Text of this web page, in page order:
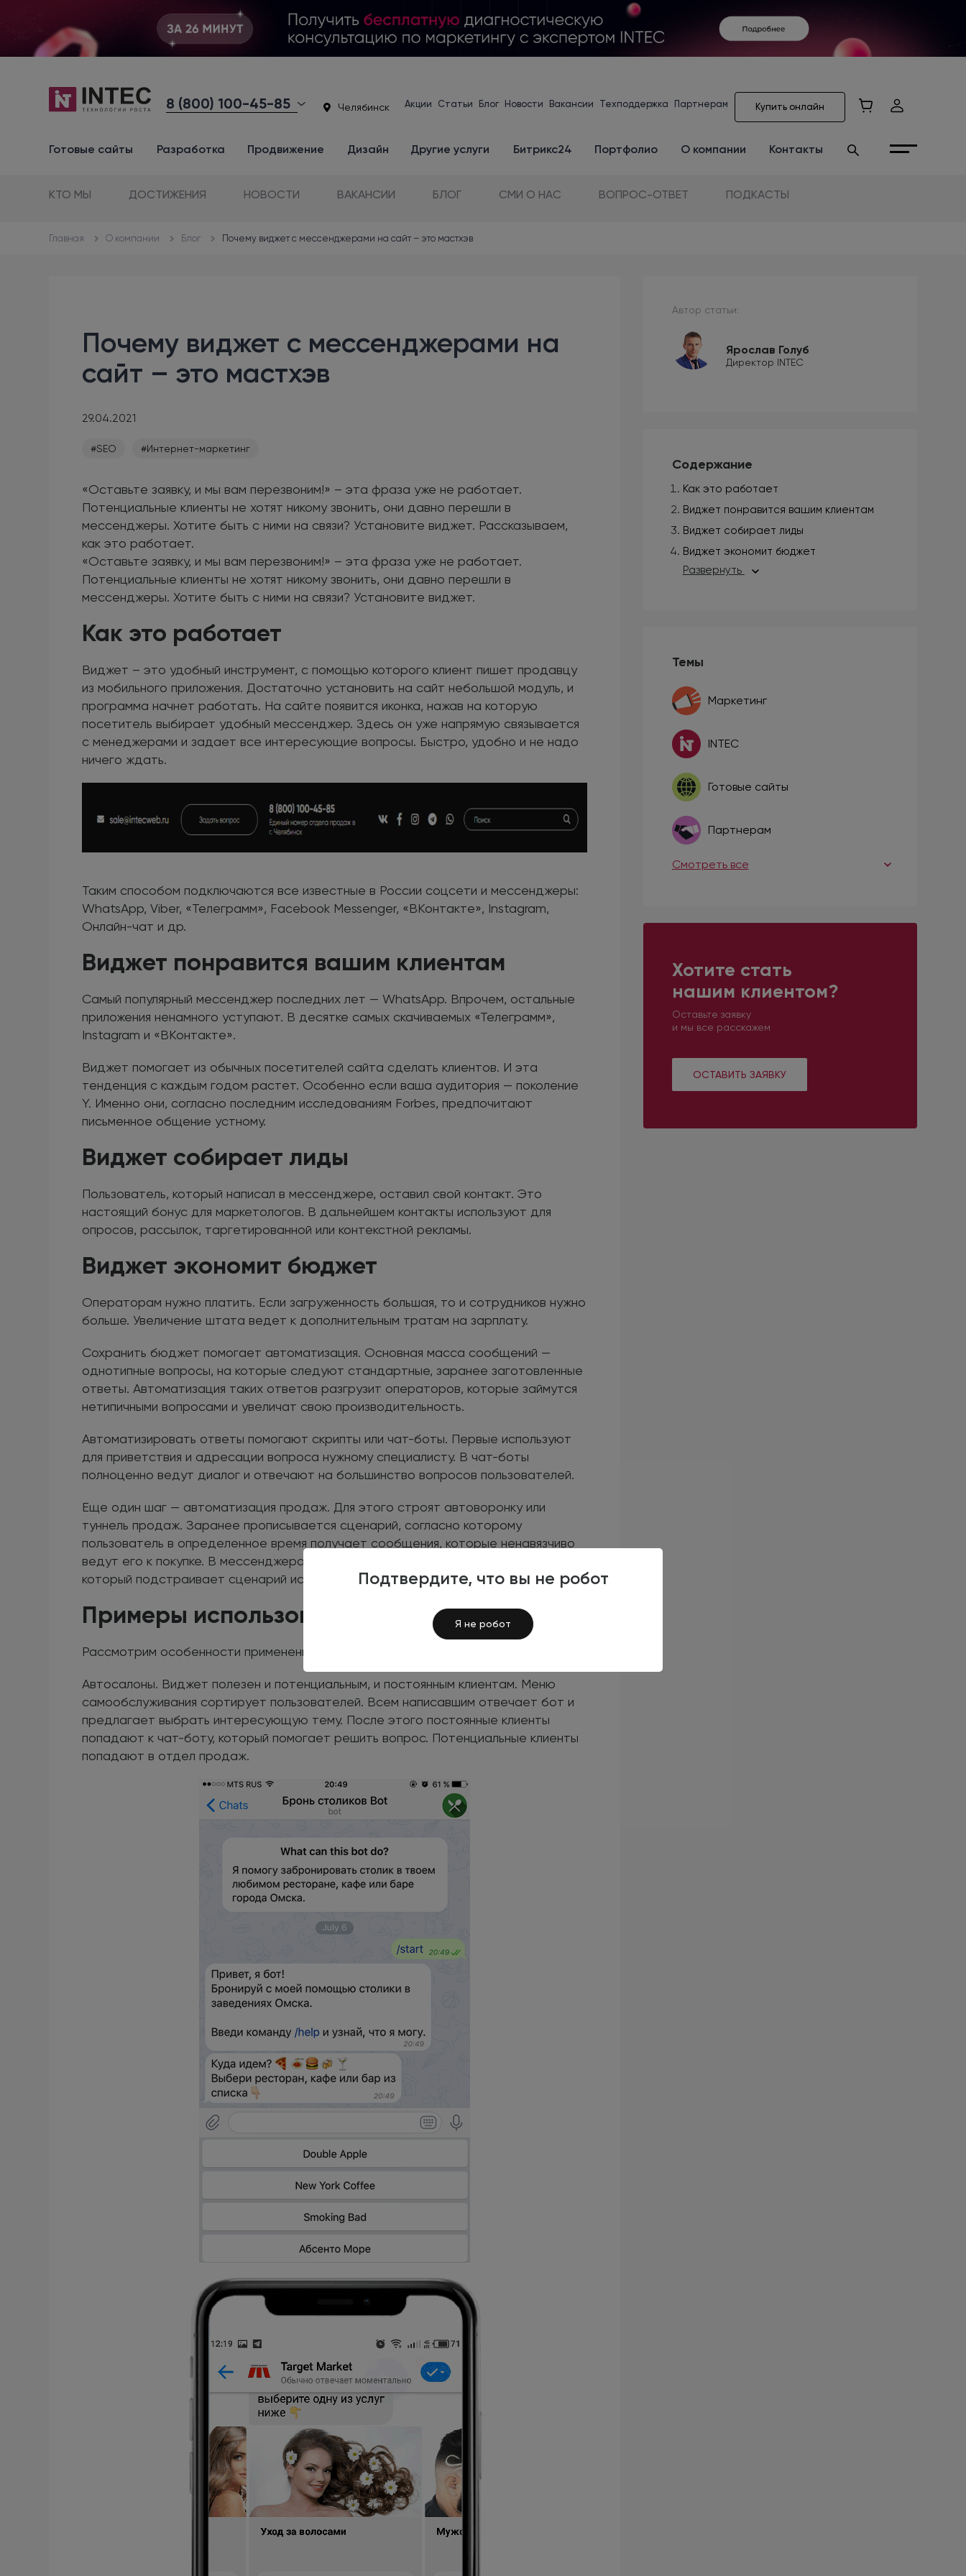
Подтвердите, что вы не робот
Я не робот
8 (800) 100-45-85 Челябинск Акции Статьи Блог Новости Вакансии Техподдержка Партнерам Купить онлайн
Готовые сайты Разработка Продвижение Дизайн Другие услуги Битрикс24 Портфолио О компании Контакты
КТО МЫ ДОСТИЖЕНИЯ НОВОСТИ ВАКАНСИИ БЛОГ СМИ О НАС ВОПРОС-ОТВЕТ ПОДКАСТЫ
Главная О компании Блог Почему виджет с мессенджерами на сайт – это мастхэв
Автор статьи:
Ярослав Голуб
Директор INTEC
Содержание
Как это работает
Виджет понравится вашим клиентам
Виджет собирает лиды
Виджет экономит бюджет
Развернуть
Темы
Маркетинг
INTEC
Готовые сайты
Партнерам
Смотреть все
Хотите стать
нашим клиентом?
Оставьте заявку
и мы все расскажем
ОСТАВИТЬ ЗАЯВКУ
Почему виджет с мессенджерами на
сайт – это мастхэв
29.04.2021
#SEO #Интернет-маркетинг
«Оставьте заявку, и мы вам перезвоним!» – эта фраза уже не работает.
Потенциальные клиенты не хотят никому звонить, они давно перешли в
мессенджеры. Хотите быть с ними на связи? Установите виджет. Рассказываем,
как это работает.
«Оставьте заявку, и мы вам перезвоним!» – эта фраза уже не работает.
Потенциальные клиенты не хотят никому звонить, они давно перешли в
мессенджеры. Хотите быть с ними на связи? Установите виджет.
Как это работает
Виджет – это удобный инструмент, с помощью которого клиент пишет продавцу
из мобильного приложения. Достаточно установить на сайт небольшой модуль, и
программа начнет работать. На сайте появится иконка, нажав на которую
посетитель выбирает удобный мессенджер. Здесь он уже напрямую связывается
с менеджерами и задает все интересующие вопросы. Быстро, удобно и не надо
ничего ждать.
Таким способом подключаются все известные в России соцсети и мессенджеры:
WhatsApp, Viber, «Телеграмм», Facebook Messenger, «ВКонтакте», Instagram,
Онлайн-чат и др.
Виджет понравится вашим клиентам
Самый популярный мессенджер последних лет — WhatsApp. Впрочем, остальные
приложения ненамного уступают. В десятке самых скачиваемых «Телеграмм»,
Instagram и «ВКонтакте».
Виджет помогает из обычных посетителей сайта сделать клиентов. И эта
тенденция с каждым годом растет. Особенно если ваша аудитория — поколение
Y. Именно они, согласно последним исследованиям Forbes, предпочитают
письменное общение устному.
Виджет собирает лиды
Пользователь, который написал в мессенджере, оставил свой контакт. Это
настоящий бонус для маркетологов. В дальнейшем контакты используют для
опросов, рассылок, таргетированной или контекстной рекламы.
Виджет экономит бюджет
Операторам нужно платить. Если загруженность большая, то и сотрудников нужно
больше. Увеличение штата ведет к дополнительным тратам на зарплату.
Сохранить бюджет помогает автоматизация. Основная масса сообщений —
однотипные вопросы, на которые следуют стандартные, заранее заготовленные
ответы. Автоматизация таких ответов разгрузит операторов, которые займутся
нетипичными вопросами и увеличат свою производительность.
Автоматизировать ответы помогают скрипты или чат-боты. Первые используют
для приветствия и адресации вопроса нужному специалисту. В чат-боты
полноценно ведут диалог и отвечают на большинство вопросов пользователей.
Еще один шаг — автоматизация продаж. Для этого строят автоворонку или
туннель продаж. Заранее прописывается сценарий, согласно которому
пользователь в определенное время получает сообщения, которые ненавязчиво
ведут его к покупке. В мессенджерах автоворонка совмещается с чат-ботом,
который подстраивает сценарий исходя из ответов пользователя.
Примеры использования виджетов
Рассмотрим особенности применения виджетов на сайтах разных сфер бизнеса.
Автосалоны. Виджет полезен и потенциальным, и постоянным клиентам. Меню
самообслуживания сортирует пользователей. Всем написавшим отвечает бот и
предлагает выбрать интересующую тему. После этого постоянные клиенты
попадают к чат-боту, который помогает решить вопрос. Потенциальные клиенты
попадают в отдел продаж.